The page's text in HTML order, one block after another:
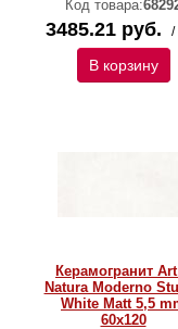
Код товара:
3485.21 руб. /
В корзину
Керамогранит
Natura Moderno
White Matt 5,5
60х120